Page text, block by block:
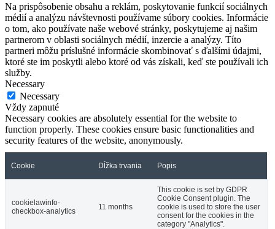
Na prispôsobenie obsahu a reklám, poskytovanie funkcií sociálnych
médií a analýzu návštevnosti používame súbory cookies. Informácie
o tom, ako používate naše webové stránky, poskytujeme aj našim
partnerom v oblasti sociálnych médií, inzercie a analýzy. Títo
partneri môžu príslušné informácie skombinovať s ďalšími údajmi,
ktoré ste im poskytli alebo ktoré od vás získali, keď ste používali ich
služby.
Necessary
Necessary
Vždy zapnuté
Necessary cookies are absolutely essential for the website to
function properly. These cookies ensure basic functionalities and
security features of the website, anonymously.
Cookie Dĺžka trvania Popis
cookielawinfo-
checkbox-analytics
11 months
This cookie is set by GDPR
Cookie Consent plugin. The
cookie is used to store the user
consent for the cookies in the
category "Analytics".